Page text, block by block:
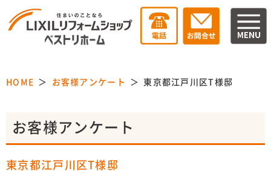
HOME お客様アンケート 東京都江戸川区T様邸
お客様アンケート
東京都江戸川区T様邸